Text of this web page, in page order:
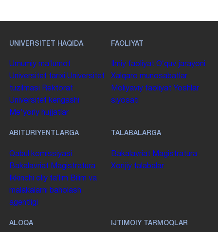
UNIVERSITET HAQIDA
Umumiy maʼlumot
Universitet tarixi Universitet
tuzilmasi
Rektorat
Universitet kengashi
Me'yoriy hujjatlar
FAOLIYAT
Ilmiy faoliyat Oʻquv jarayoni
Xalqaro munosabatlar
Moliyaviy faoliyat Yoshlar
siyosati
ABITURIYENTLARGA
Qabul komissiyasi
Bakalavriat Magistratura
Ikkinchi oliy taʼlim Bilim va
malakalarni baholash
agentligi
TALABALARGA
Bakalavriat Magistratura
Xorijiy talabalar
ALOQA IJTIMOIY TARMOQLAR